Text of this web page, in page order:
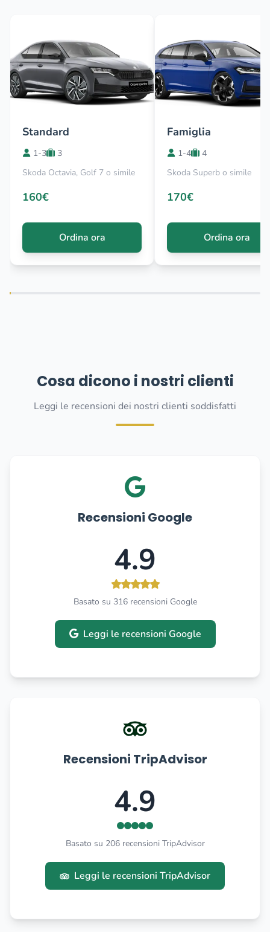
Standard
1-3
3
Skoda Octavia, Golf 7 o simile
160€
Ordina ora
Famiglia
1-4
4
Skoda Superb o simile
170€
Ordina ora
Cosa dicono i nostri clienti
Leggi le recensioni dei nostri clienti soddisfatti
Recensioni Google
4.9
Basato su 316 recensioni Google
Leggi le recensioni Google
Recensioni TripAdvisor
4.9
Basato su 206 recensioni TripAdvisor
Leggi le recensioni TripAdvisor